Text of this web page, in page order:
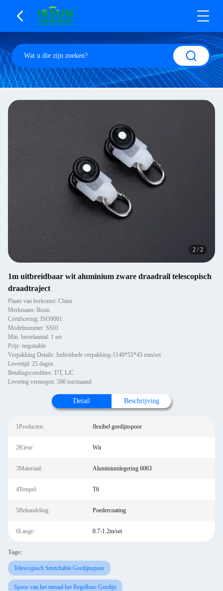
2 /2
1m uitbreidbaar wit aluminium zware draadrail telescopisch
draadtraject
Plaats van herkomst: China
Merknaam: Iksun
Certificering: ISO9001
Modelnummer: SS01
Min. bestelaantal: 1 set
Prijs: negotiable
Verpakking Details: Individuele verpakking-1140*55*45 mm/set
Levertijd: 25 dagen
Betalingscondities: T/T, L/C
Levering vermogen: 500 ton/maand
Detail Beschrijving
1Producten: flexibel gordijnspoor
2Kleur: Wit
3Materiaal: Aluminiumlegering 6063
4Tempel: T6
5Behandeling: Poedercoating
6Lange: 0.7-1.2m/set
Tags:
Telescopisch Stretchable Gordijnspoor
Spoor van het metaal het Regelbare Gordijn